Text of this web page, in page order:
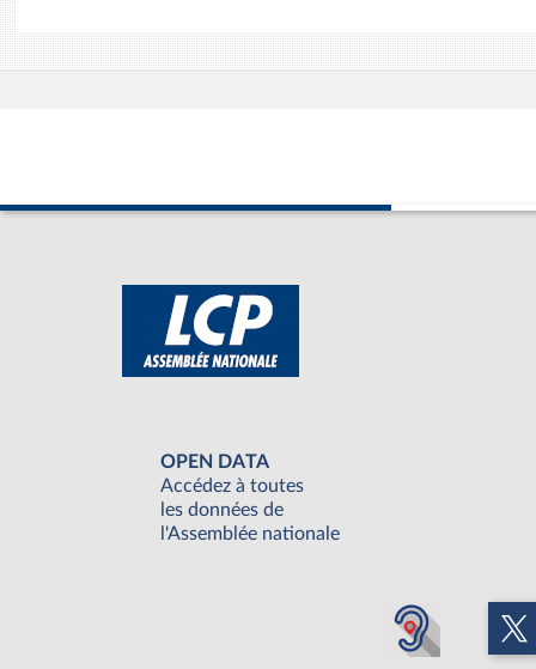
OPEN DATA
Accédez à toutes
les données de
l'Assemblée nationale